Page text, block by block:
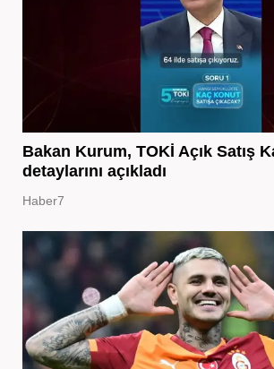
Bakan Kurum, TOKİ Açık Satış
detaylarını açıkladı
Haber7